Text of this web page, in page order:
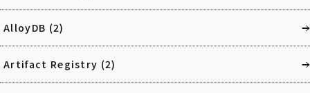
AlloyDB (2)
Artifact Registry (2)